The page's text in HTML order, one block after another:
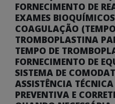
FORNECIMENTO DE
EXAMES BIOQUÍMICOS
COAGULAÇÃO
TROMBOPLASTINA
TEMPO DE
FORNECIMENTO DE
SISTEMA DE
ASSISTÊNCIA
PREVENTIVA E